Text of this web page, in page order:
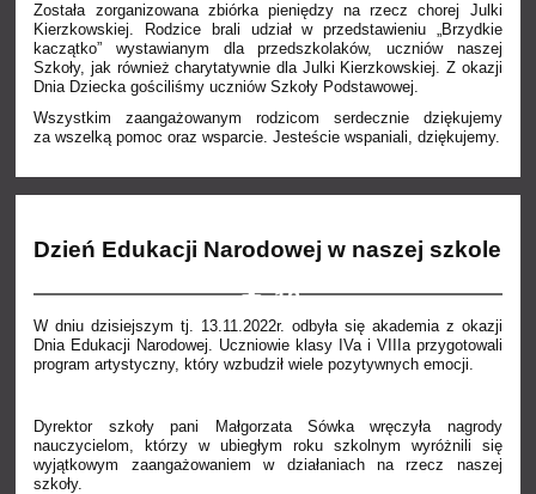
Została zorganizowana zbiórka pieniędzy na rzecz chorej Julki
Kierzkowskiej. Rodzice brali udział w przedstawieniu „Brzydkie
kaczątko” wystawianym dla przedszkolaków, uczniów naszej
Szkoły, jak również charytatywnie dla Julki Kierzkowskiej. Z okazji
Dnia Dziecka gościliśmy uczniów Szkoły Podstawowej.
Wszystkim zaangażowanym rodzicom serdecznie dziękujemy
za wszelką pomoc oraz wsparcie. Jesteście wspaniali, dziękujemy.
Dzień Edukacji Narodowej w naszej szkole
12
W dniu dzisiejszym tj. 13.11.2022r. odbyła się akademia z okazji
Dnia Edukacji Narodowej. Uczniowie klasy IVa i VIIIa przygotowali
program artystyczny, który wzbudził wiele pozytywnych emocji.
Dyrektor szkoły pani Małgorzata Sówka wręczyła nagrody
nauczycielom, którzy w ubiegłym roku szkolnym wyróżnili się
wyjątkowym zaangażowaniem w działaniach na rzecz naszej
szkoły.